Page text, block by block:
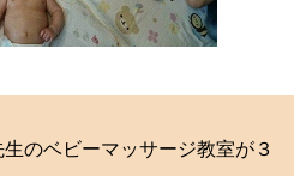
のベビーマッサージ教室が３